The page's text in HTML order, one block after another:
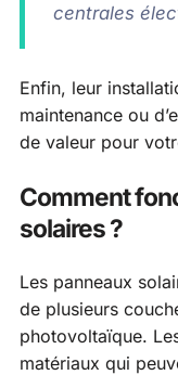
centrales
Enfin, leur
maintenance ou
de valeur pour
Comment
solaires ?
Les panneaux
de plusieurs
photovoltaïque.
matériaux qui